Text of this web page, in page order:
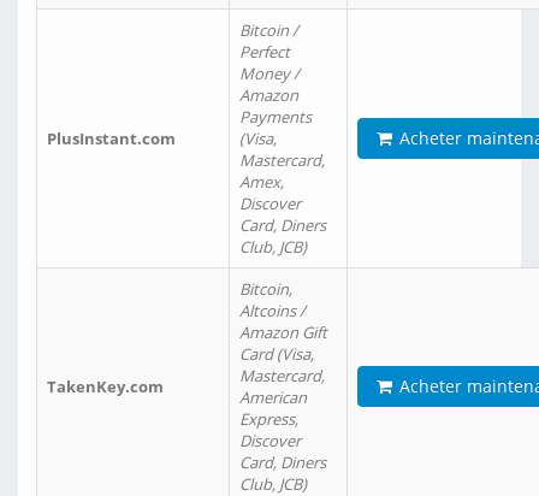
PlusInstant.com
Bitcoin /
Perfect
Money /
Amazon
Payments
(Visa,
Mastercard,
Amex,
Discover
Card, Diners
Club, JCB)
Acheter
TakenKey.com
Bitcoin,
Altcoins /
Amazon Gift
Card (Visa,
Mastercard,
American
Express,
Discover
Card, Diners
Club, JCB)
Acheter